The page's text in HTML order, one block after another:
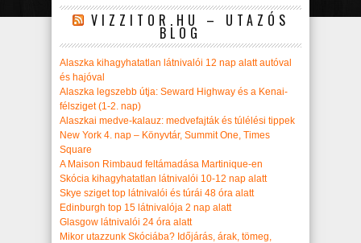
VIZZITOR.HU – UTAZÓS
BLOG
Alaszka kihagyhatatlan látnivalói 12 nap alatt autóval
és hajóval
Alaszka legszebb útja: Seward Highway és a Kenai-
félsziget (1-2. nap)
Alaszkai medve-kalauz: medvefajták és túlélési tippek
New York 4. nap – Könyvtár, Summit One, Times
Square
A Maison Rimbaud feltámadása Martinique-en
Skócia kihagyhatatlan látnivalói 10-12 nap alatt
Skye sziget top látnivalói és túrái 48 óra alatt
Edinburgh top 15 látnivalója 2 nap alatt
Glasgow látnivalói 24 óra alatt
Mikor utazzunk Skóciába? Időjárás, árak, tömeg,